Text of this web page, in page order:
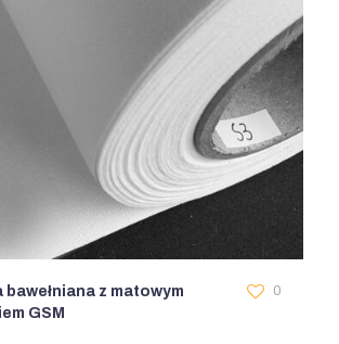
z matowym
GSM
0